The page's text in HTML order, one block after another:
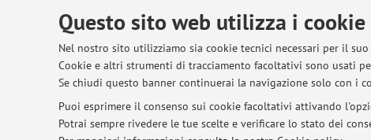
Questo sito web utilizza i cookie
Nel nostro sito utilizziamo sia cookie tecnici necessari per il
Cookie e altri strumenti di tracciamento facoltativi sono usati
Se chiudi questo banner continuerai la navigazione solo con i
Puoi esprimere il consenso sui cookie facoltativi attivando
Potrai sempre rivedere le tue scelte e verificare lo stato dei